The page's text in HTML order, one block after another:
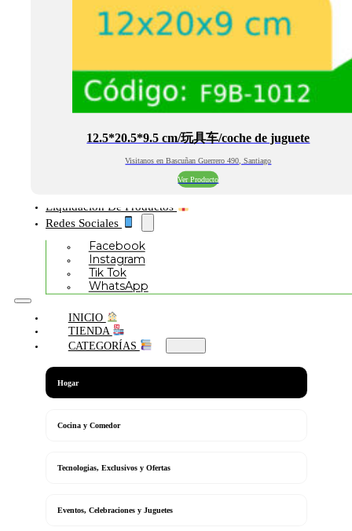
12.5*20.5*9.5 cm/玩具车/coche de juguete
Visitanos en Bascuñan Guerrero 490, Santiago
Ver Producto
Liquidación De Productos
Redes Sociales
Facebook
Instagram
Tik Tok
WhatsApp
INICIO
TIENDA
CATEGORÍAS
Hogar
Cocina y Comedor
Tecnologias, Exclusivos y Ofertas
Eventos, Celebraciones y Juguetes